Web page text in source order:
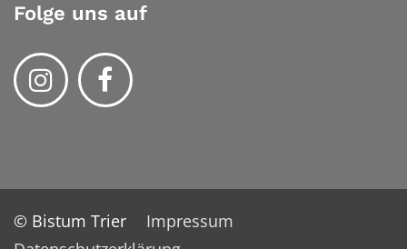
Folge uns auf
© Bistum Trier
Impressum